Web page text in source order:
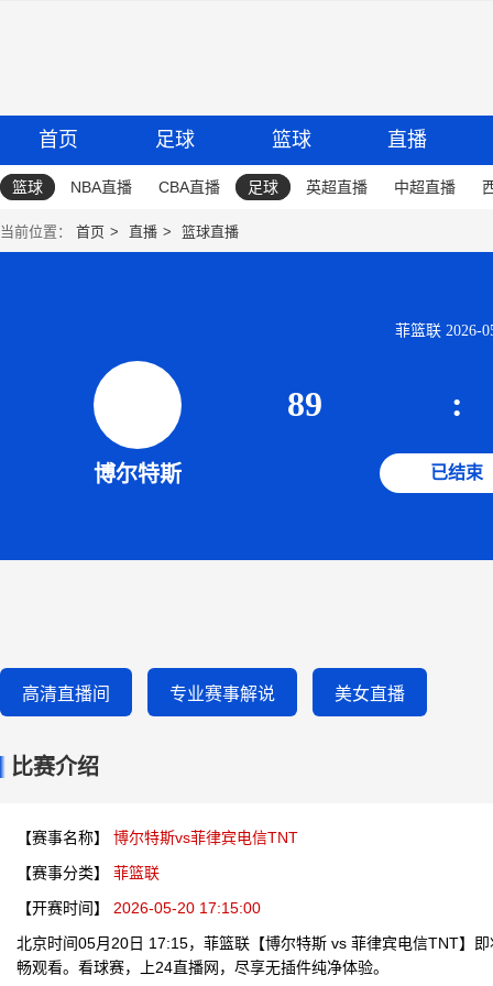
首页 足球 篮球 直播
篮球 NBA直播 CBA直播 足球 英超直播 中超直播
当前位置： 首页 直播 篮球直播
菲篮联 2026-
博尔特斯
89 :
已结束
高清直播间 专业赛事解说 美女直播
比赛介绍
【赛事名称】
博尔特斯vs菲律宾电信TNT
【赛事分类】
菲篮联
【开赛时间】
2026-05-20 17:15:00
北京时间05月20日 17:15，菲篮联【博尔特斯 vs 菲律宾电信TNT】
畅观看。看球赛，上24直播网，尽享无插件纯净体验。